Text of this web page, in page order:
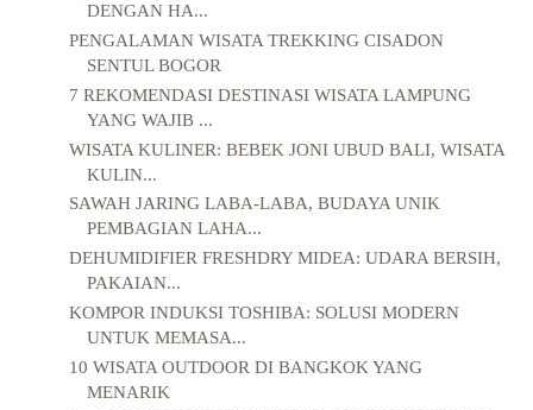
DENGAN HA...
PENGALAMAN WISATA TREKKING CISADON
SENTUL BOGOR
7 REKOMENDASI DESTINASI WISATA LAMPUNG
YANG WAJIB ...
WISATA KULINER: BEBEK JONI UBUD BALI, WISATA
KULIN...
SAWAH JARING LABA-LABA, BUDAYA UNIK
PEMBAGIAN LAHA...
DEHUMIDIFIER FRESHDRY MIDEA: UDARA BERSIH,
PAKAIAN...
KOMPOR INDUKSI TOSHIBA: SOLUSI MODERN
UNTUK MEMASA...
10 WISATA OUTDOOR DI BANGKOK YANG
MENARIK